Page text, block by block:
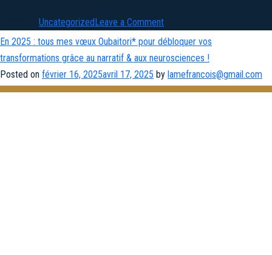
UncategorizedLeave a Commenton
Gare
aux
hooks
abusifs
En 2025 : tous mes vœux Oubaitori* pour débloquer vos
transformations grâce au narratif & aux neurosciences !
Posted on février 16, 2025avril 17, 2025 by lamefrancois@gmail.com